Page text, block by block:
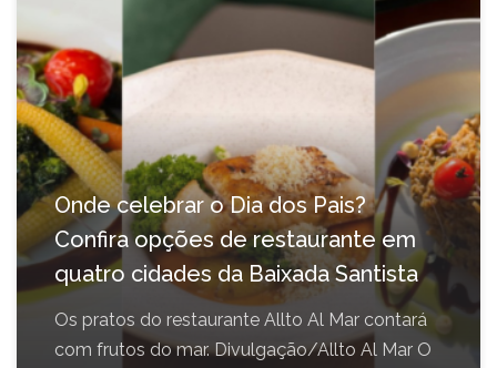
Onde celebrar o Dia dos Pais?
Confira opções de restaurante em
quatro cidades da Baixada Santista
Os pratos do restaurante Allto Al Mar contará
com frutos do mar. Divulgação/Allto Al Mar O